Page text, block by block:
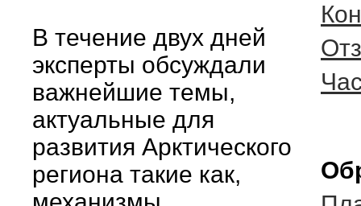
В течение двух дней
эксперты обсуждали
важнейшие темы,
актуальные для
развития Арктического
региона такие как,